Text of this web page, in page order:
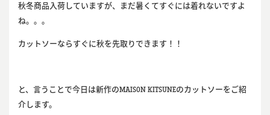
秋冬商品入荷していますが、まだ暑くてすぐには着れないですよ
ね。。。
カットソーならすぐに秋を先取りできます！！
と、言うことで今日は新作のMAISON KITSUNEのカットソーをご紹
介します。